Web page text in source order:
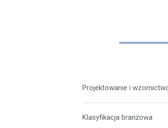
Projektowanie i
Klasyfikacja branżowa